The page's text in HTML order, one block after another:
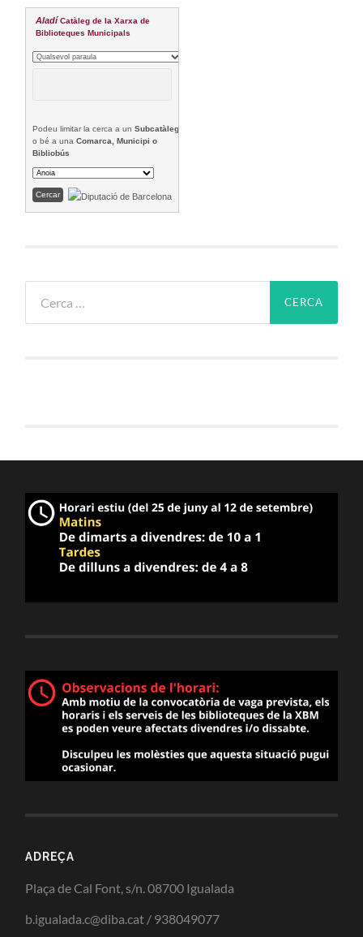
Aladí Catàleg de la Xarxa de
Biblioteques Municipals
Podeu limitar la cerca a unSubcatàleg
o bé a unaComarca, Municipi o
Bibliobús
ADREÇA
Plaça de Cal Font, s/n. 08700 Igualada
b.igualada.c@diba.cat / 938049077